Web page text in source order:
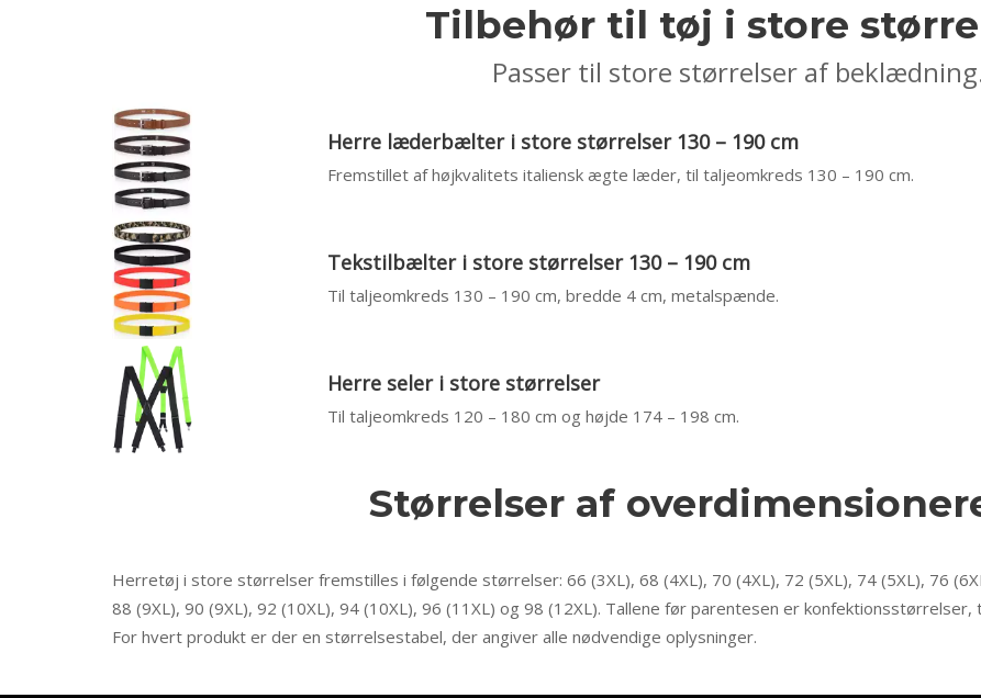
Tilbehør til tøj i store
Passer til store størrelser af
Herre læderbælter i store størrelser 130 – 190 cm
Fremstillet af højkvalitets italiensk ægte læder, til taljeomkreds 130 – 190 cm.
Tekstilbælter i store størrelser 130 – 190 cm
Til taljeomkreds 130 – 190 cm, bredde 4 cm, metalspænde.
Herre seler i store størrelser
Til taljeomkreds 120 – 180 cm og højde 174 – 198 cm.
Størrelser af
Herretøj i store størrelser fremstilles i følgende størrelser: 66 (3XL), 68 (4XL), 70 (4XL), 72 (5XL), 74 (5XL), 76
88 (9XL), 90 (9XL), 92 (10XL), 94 (10XL), 96 (11XL) og 98 (12XL). Tallene før parentesen er
For hvert produkt er der en størrelsestabel, der angiver alle nødvendige oplysninger.